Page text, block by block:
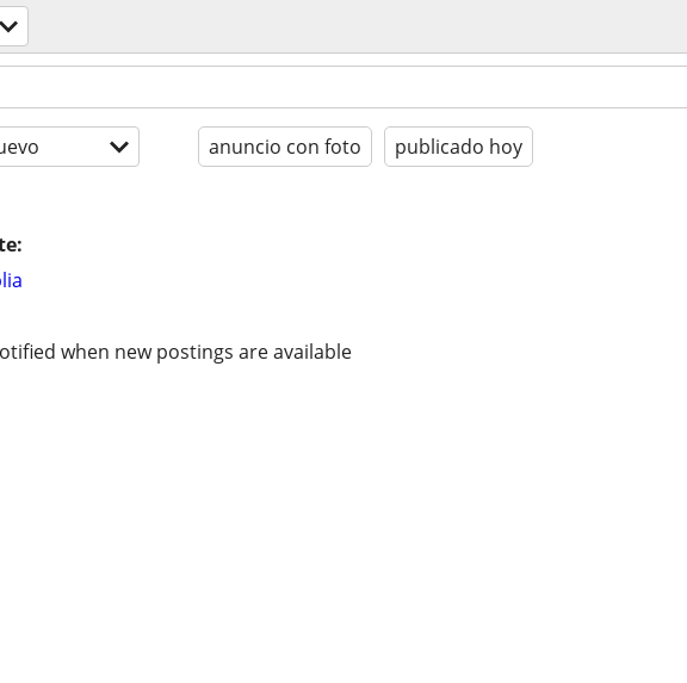
anuncio con foto publicado hoy
when new postings are available